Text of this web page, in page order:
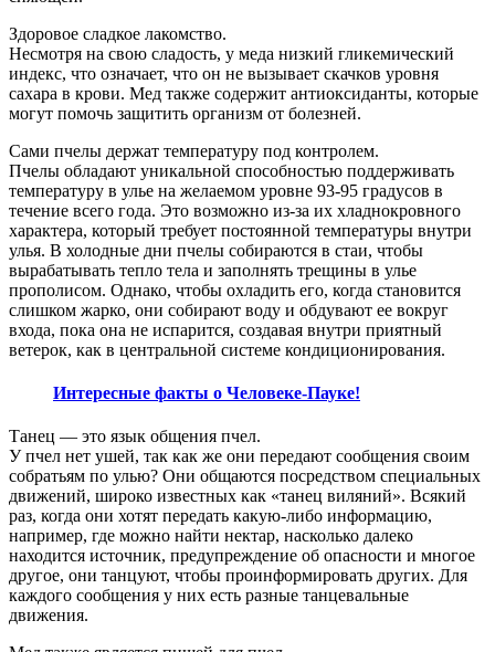
Здоровое сладкое лакомство.
Несмотря на свою сладость, у меда низкий гликемический
индекс, что означает, что он не вызывает скачков уровня
сахара в крови. Мед также содержит антиоксиданты, которые
могут помочь защитить организм от болезней.
Сами пчелы держат температуру под контролем.
Пчелы обладают уникальной способностью поддерживать
температуру в улье на желаемом уровне 93-95 градусов в
течение всего года. Это возможно из-за их хладнокровного
характера, который требует постоянной температуры внутри
улья. В холодные дни пчелы собираются в стаи, чтобы
вырабатывать тепло тела и заполнять трещины в улье
прополисом. Однако, чтобы охладить его, когда становится
слишком жарко, они собирают воду и обдувают ее вокруг
входа, пока она не испарится, создавая внутри приятный
ветерок, как в центральной системе кондиционирования.
Интересные факты о Человеке-Пауке!
Танец — это язык общения пчел.
У пчел нет ушей, так как же они передают сообщения своим
собратьям по улью? Они общаются посредством специальных
движений, широко известных как «танец виляний». Всякий
раз, когда они хотят передать какую-либо информацию,
например, где можно найти нектар, насколько далеко
находится источник, предупреждение об опасности и многое
другое, они танцуют, чтобы проинформировать других. Для
каждого сообщения у них есть разные танцевальные
движения.